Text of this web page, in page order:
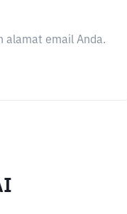
alamat email Anda.